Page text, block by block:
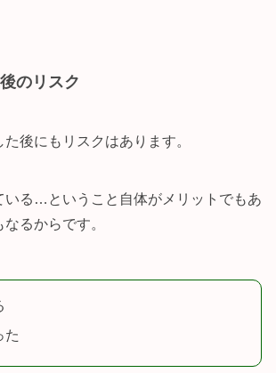
のリスク
後にもリスクはあります。
いる…ということ自体がメリットでもあ
るからです。
た